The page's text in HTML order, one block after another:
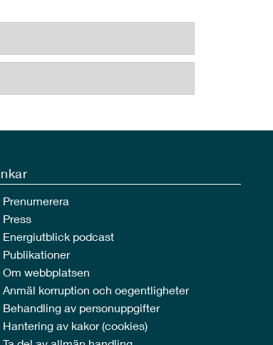
Prenumerera
Press
Energiutblick podcast
Publikationer
Om webbplatsen
Anmäl korruption och oegentligheter
Behandling av personuppgifter
Hantering av kakor (cookies)